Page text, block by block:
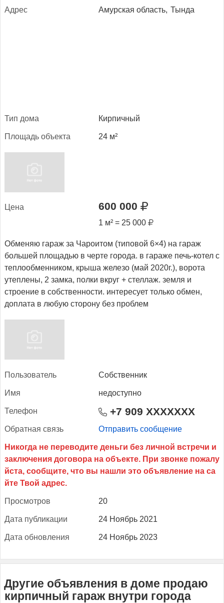
Ад­рес Амурская область, Тында
Тип до­ма Кирпичный
Пло­щадь объ­ек­та 24 м²
Це­на 600 000
1 м² = 25 000
Обменяю гараж за Чароитом (типовой 6×4) на гараж
большей площадью в черте города. в гараже печь-котел с
теплообменником, крыша железо (май 2020г.), ворота
утеплены, 2 замка, полки вкруг + стеллаж. земля и
строение в собственности. интересует только обмен,
доплата в любую сторону без проблем
Поль­зо­ватель Собственник
Имя недоступно
Те­лефон +7 909 XXXXXXX
Об­ратная связь Отправить сообщение
Прос­мотров 20
Да­та пуб­ли­кации 24 Ноябрь 2021
Да­та об­новле­ния 24 Ноябрь 2023
Другие объявления в доме продаю
кирпичный гараж внутри города